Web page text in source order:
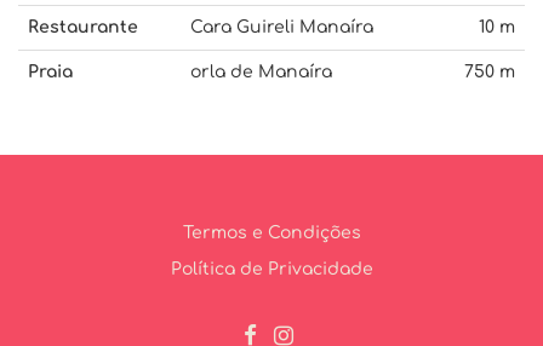
Restaurante Cara Guireli Manaíra 10 m
Praia orla de Manaíra 750 m
Termos e Condições
Política de Privacidade